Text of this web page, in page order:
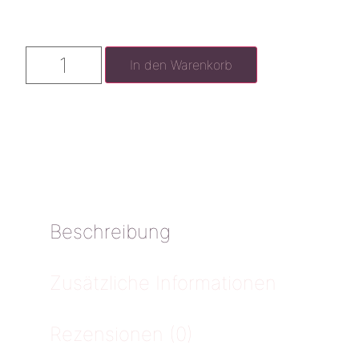
In den Warenkorb
Beschreibung
Zusätzliche Informationen
Rezensionen (0)